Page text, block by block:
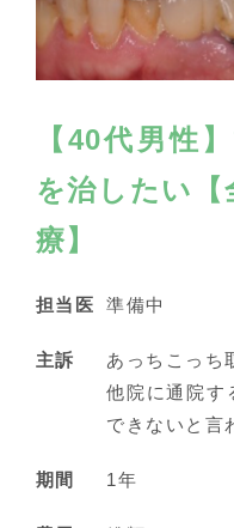
【40代男性
を治したい【
療】
担当医 準備中
主訴
あっちこっち
他院に通院す
できないと言
期間 1年